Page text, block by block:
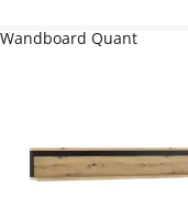
Wandboard Quant